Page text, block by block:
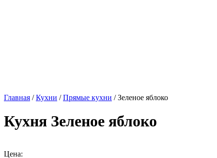
Главная /Кухни /Прямые кухни / Зеленое яблоко
Кухня Зеленое яблоко
Цена: